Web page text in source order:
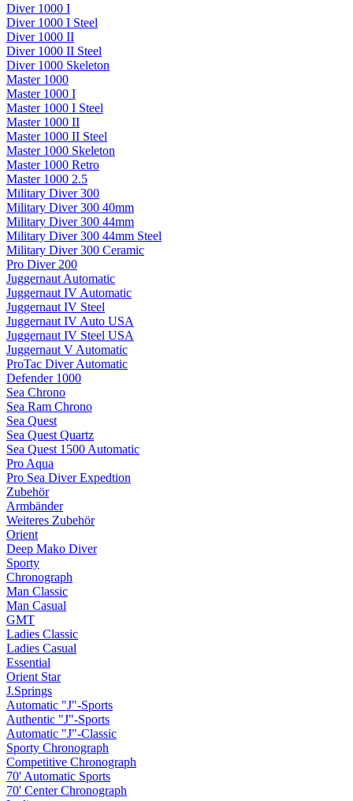
Diver 1000 I
Diver 1000 I Steel
Diver 1000 II
Diver 1000 II Steel
Diver 1000 Skeleton
Master 1000
Master 1000 I
Master 1000 I Steel
Master 1000 II
Master 1000 II Steel
Master 1000 Skeleton
Master 1000 Retro
Master 1000 2.5
Military Diver 300
Military Diver 300 40mm
Military Diver 300 44mm
Military Diver 300 44mm Steel
Military Diver 300 Ceramic
Pro Diver 200
Juggernaut Automatic
Juggernaut IV Automatic
Juggernaut IV Steel
Juggernaut IV Auto USA
Juggernaut IV Steel USA
Juggernaut V Automatic
ProTac Diver Automatic
Defender 1000
Sea Chrono
Sea Ram Chrono
Sea Quest
Sea Quest Quartz
Sea Quest 1500 Automatic
Pro Aqua
Pro Sea Diver Expedtion
Zubehör
Armbänder
Weiteres Zubehör
Orient
Deep Mako Diver
Sporty
Chronograph
Man Classic
Man Casual
GMT
Ladies Classic
Ladies Casual
Essential
Orient Star
J.Springs
Automatic "J"-Sports
Authentic "J"-Sports
Automatic "J"-Classic
Sporty Chronograph
Competitive Chronograph
70' Automatic Sports
70' Center Chronograph